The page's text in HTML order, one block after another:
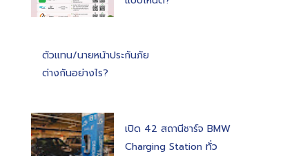
ตัวแทน/นายหน้าประกันภัย
ต่างกันอย่างไร?
เปิด 42 สถานีชาร์จ BMW
Charging Station ทั่ว